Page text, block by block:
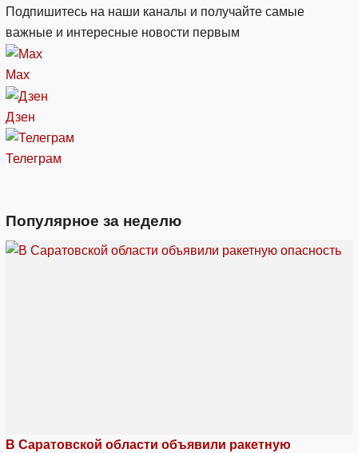
Подпишитесь на наши каналы и получайте самые
важные и интересные новости первым
Max
Дзен
Телеграм
Популярное за неделю
В Саратовской области объявили ракетную